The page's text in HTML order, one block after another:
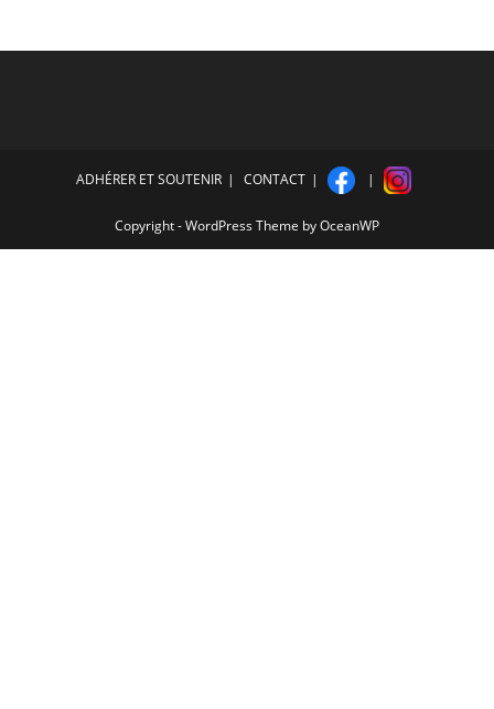
ADHÉRER ET SOUTENIR CONTACT
Copyright - WordPress Theme by OceanWP